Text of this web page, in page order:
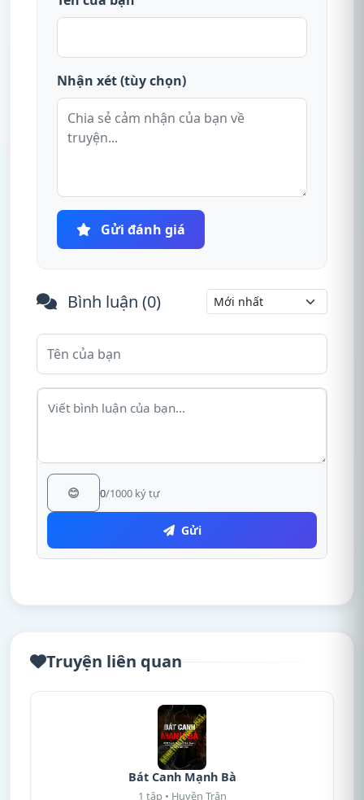
Nhận xét (tùy chọn)
Gửi đánh giá
Bình luận (0)
😊 0/1000 ký tự
Gửi
Truyện liên quan
Bát Canh Mạnh Bà
1 tập • Huyền Trân